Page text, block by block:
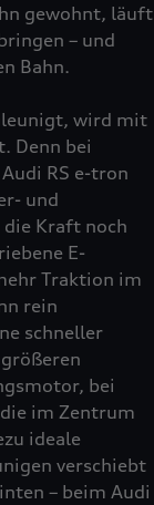
gewohnt, läuft
– und
Bahn.
wird mit
Denn bei
RS e-tron
und
die Kraft noch
E-
Traktion im
rein
schneller
bei
im Zentrum
ideale
verschiebt
– beim Audi